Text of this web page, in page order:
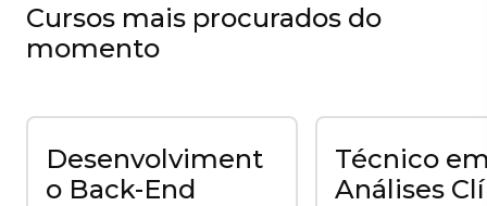
Cursos mais procurados do
momento
Desenvolviment
o Back-End
Técnico
Análises